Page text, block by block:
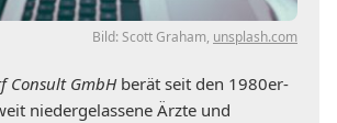
Bild: Scott Graham, unsplash.com
Consult GmbHberät seit den 1980er-
niedergelassene Ärzte und